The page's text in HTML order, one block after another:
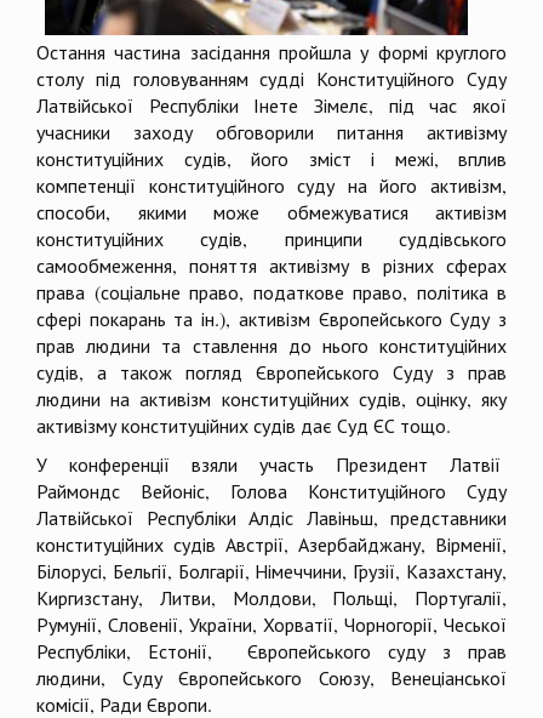
Остання частина засідання пройшла у формі круглого
столу під головуванням судді Конституційного Суду
Латвійської Республіки Інете Зімелє, під час якої
учасники заходу обговорили питання активізму
конституційних судів, його зміст і межі, вплив
компетенції конституційного суду на його активізм,
способи, якими може обмежуватися активізм
конституційних судів, принципи суддівського
самообмеження, поняття активізму в різних сферах
права (соціальне право, податкове право, політика в
сфері покарань та ін.), активізм Європейського Суду з
прав людини та ставлення до нього конституційних
судів, а також погляд Європейського Суду з прав
людини на активізм конституційних судів, оцінку, яку
активізму конституційних судів дає Суд ЄС тощо.
У конференції взяли участь Президент Латвії
Раймондс Вейоніс, Голова Конституційного Суду
Латвійської Республіки Алдіс Лавіньш, представники
конституційних судів Австрії, Азербайджану, Вірменії,
Білорусі, Бельгії, Болгарії, Німеччини, Грузії, Казахстану,
Киргизстану, Литви, Молдови, Польщі, Португалії,
Румунії, Словенії, України, Хорватії, Чорногорії, Чеської
Республіки, Естонії, Європейського суду з прав
людини, Суду Європейського Союзу, Венеціанської
комісії, Ради Європи.